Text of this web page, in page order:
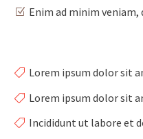
Enim ad minim
Lorem ipsum dolor sit
Lorem ipsum dolor sit
Incididunt ut labore et